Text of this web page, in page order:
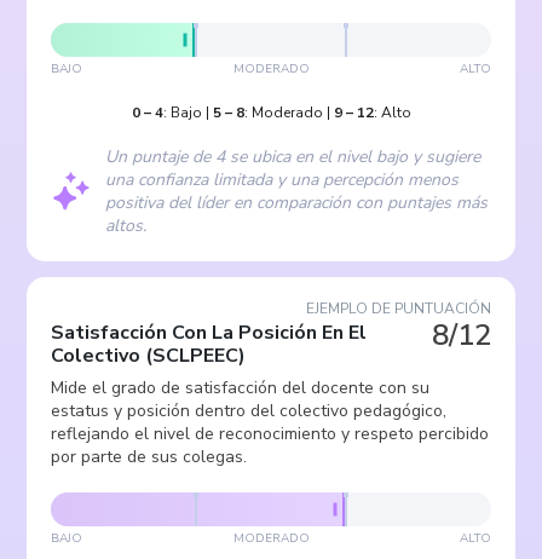
BAJO MODERADO ALTO
0–4: Bajo | 5– 8: Moderado | 9– 12: Alto
Un puntaje de 4 se ubica en el nivel bajo y sugiere
una confianza limitada y una percepción menos
positiva del líder en comparación con puntajes más
altos.
EJEMPLO DE PUNTUACIÓN
8/12
Satisfacción Con La Posición En El
Colectivo (SCLPEEC)
Mide el grado de satisfacción del docente con su
estatus y posición dentro del colectivo pedagógico,
reflejando el nivel de reconocimiento y respeto percibido
por parte de sus colegas.
BAJO MODERADO ALTO